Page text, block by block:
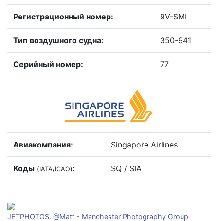
Регистрационный номер: 9V-SMI
Тип воздушного судна: 350-941
Серийный номер: 77
Авиакомпания: Singapore Airlines
Коды (IATA/ICAO): SQ / SIA
JETPHOTOS. @Matt - Manchester Photography Group